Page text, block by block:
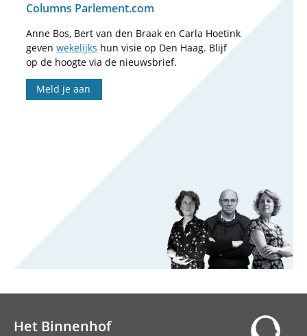
Columns Parlement.com
Anne Bos, Bert van den Braak en Carla Hoetink
geven wekelijks hun visie op Den Haag. Blijf
op de hoogte via de nieuwsbrief.
Meld je aan
Het Binnenhof